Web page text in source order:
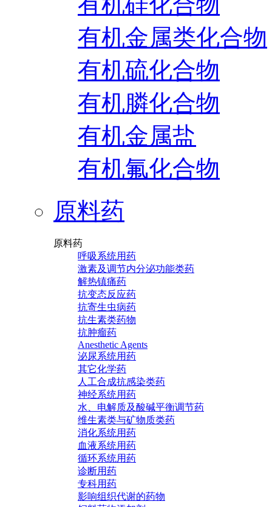
有机金属类化合物
有机硫化合物
有机膦化合物
有机金属盐
有机氟化合物
原料药
原料药
呼吸系统用药
激素及调节内分泌功能类药
解热镇痛药
抗变态反应药
抗寄生虫病药
抗生素类药物
抗肿瘤药
Anesthetic Agents
泌尿系统用药
其它化学药
人工合成抗感染类药
神经系统用药
水、电解质及酸碱平衡调节药
维生素类与矿物质类药
消化系统用药
血液系统用药
循环系统用药
诊断用药
专科用药
影响组织代谢的药物